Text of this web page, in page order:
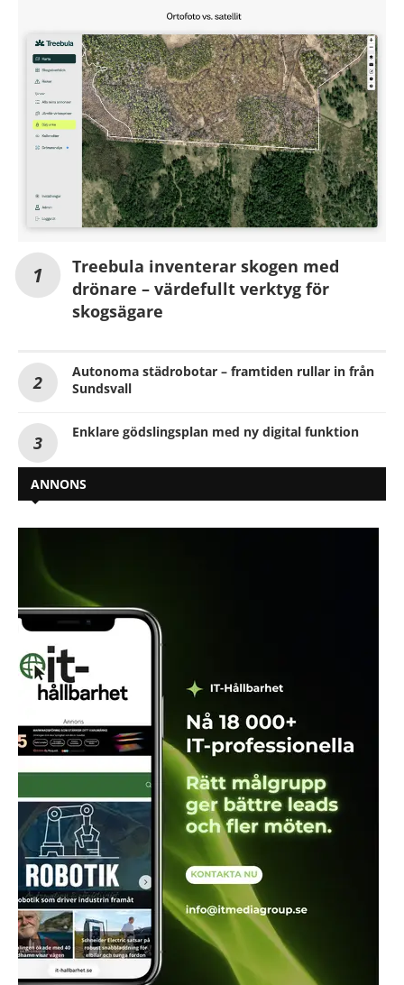
Treebula inventerar skogen med
drönare – värdefullt verktyg för
skogsägare
Autonoma städrobotar – framtiden rullar in från
Sundsvall
Enklare gödslingsplan med ny digital funktion
ANNONS